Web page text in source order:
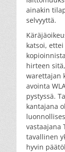
ainakin
selvyyttä.
katsoi,
hirteen
warettajan
avointa
pystyssä.
kantajana
vastaajana
tavallinen
hyvin